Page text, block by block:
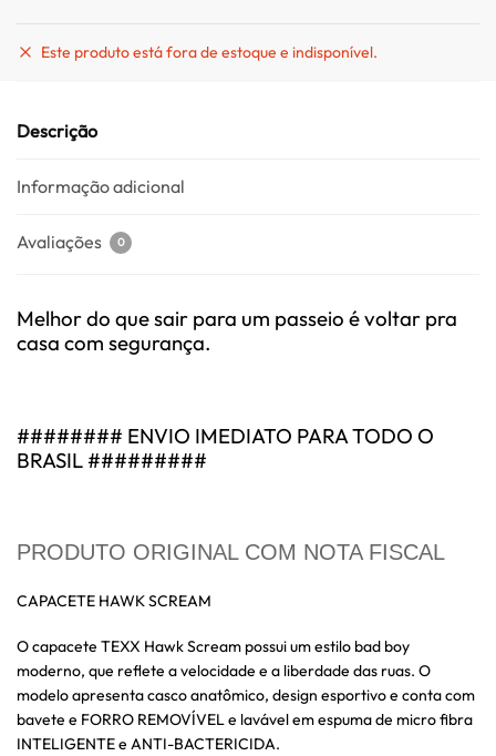
Este produto está fora de estoque e indisponível.
Descrição
Informação adicional
Avaliações 0
Melhor do que sair para um passeio é voltar pra
casa com segurança.
######## ENVIO IMEDIATO PARA TODO O
BRASIL #########
PRODUTO ORIGINAL COM NOTA FISCAL
CAPACETE HAWK SCREAM
O capacete TEXX Hawk Scream possui um estilo bad boy
moderno, que reflete a velocidade e a liberdade das ruas. O
modelo apresenta casco anatômico, design esportivo e conta com
bavete e FORRO REMOVÍVEL e lavável em espuma de micro fibra
INTELIGENTE e ANTI-BACTERICIDA.